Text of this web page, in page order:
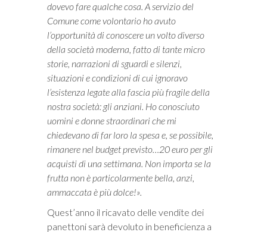
dovevo fare qualche cosa. A servizio del
Comune come volontario ho avuto
l’opportunità di conoscere un volto diverso
della società moderna, fatto di tante micro
storie, narrazioni di sguardi e silenzi,
situazioni e condizioni di cui ignoravo
l’esistenza legate alla fascia più fragile della
nostra società: gli anziani. Ho conosciuto
uomini e donne straordinari che mi
chiedevano di far loro la spesa e, se possibile,
rimanere nel budget previsto…20 euro per gli
acquisti di una settimana. Non importa se la
frutta non è particolarmente bella, anzi,
ammaccata è più dolce!».
Quest’anno il ricavato delle vendite dei
panettoni sarà devoluto in beneficienza a